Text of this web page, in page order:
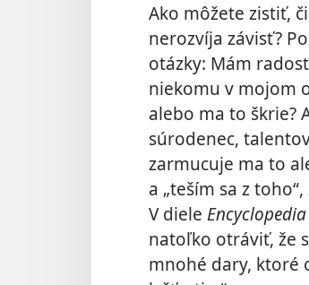
Ako môžete zistiť,
nerozvíja závisť?
otázky: Mám
niekomu v mojom
alebo ma to škrie?
súrodenec,
zarmucuje ma to
a „teším sa z
V diele
natoľko otráviť, že
mnohé dary, ktoré